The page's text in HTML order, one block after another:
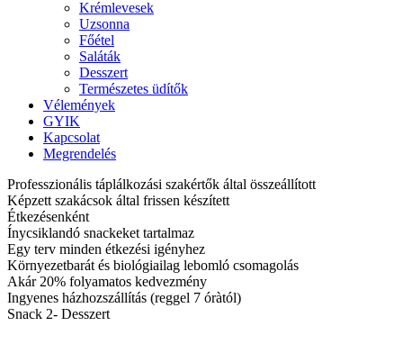
Krémlevesek
Uzsonna
Főétel
Saláták
Desszert
Természetes üdítők
Vélemények
GYIK
Kapcsolat
Megrendelés
Professzionális táplálkozási szakértők által összeállított
Képzett szakácsok által frissen készített
Étkezésenként
Ínycsiklandó snackeket tartalmaz
Egy terv minden étkezési igényhez
Környezetbarát és biológiailag lebomló csomagolás
Akár 20% folyamatos kedvezmény
Ingyenes házhozszállítás (reggel 7 óràtól)
Snack 2- Desszert